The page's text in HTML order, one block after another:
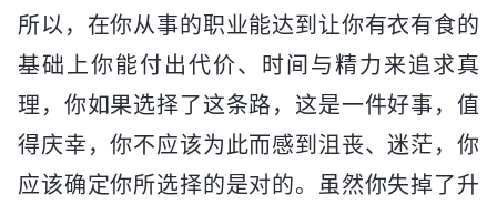
所以，在你从事的职业能达到让你有衣有食的
基础上你能付出代价、时间与精力来追求真
理，你如果选择了这条路，这是一件好事，值
得庆幸，你不应该为此而感到沮丧、迷茫，你
应该确定你所选择的是对的。虽然你失掉了升